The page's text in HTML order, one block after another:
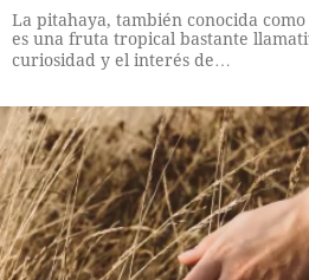
La pitahaya, también conocida
es una fruta tropical bastante
curiosidad y el interés de…